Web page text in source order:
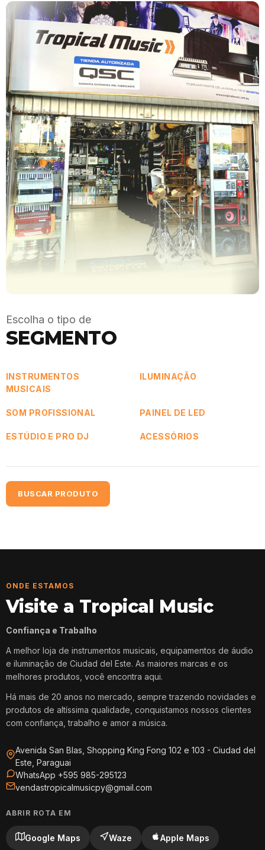
Escolha o tipo de
SEGMENTO
INSTRUMENTOS
MUSICAIS
ILUMINAÇÃO
SOM PROFISSIONAL PAINEL DE LED
ESTÚDIO E PRO DJ ACESSÓRIOS
BUSCAR PRODUTO
ONDE ESTAMOS
Visite a Tropical Music
Confiança e Trabalho
A melhor loja de instrumentos musicais, equipamentos de áudio
e iluminação de Ciudad del Este. As maiores marcas e os
melhores produtos, você encontra aqui.
Há mais de 20 anos no mercado, sempre trazendo novidades e
produtos de altíssima qualidade, conquistamos nossos clientes
com confiança, trabalho e amor a música.
Avenida San Blas, Shopping King Fong 102 e 103 - Ciudad del
Este, Paraguai
WhatsApp +595 985-295123
vendastropicalmusicpy@gmail.com
ABRIR ROTA EM
Google Maps Waze Apple Maps